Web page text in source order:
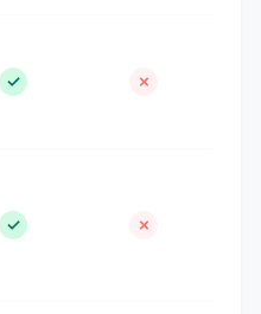
✓ ✗
✓ ✗